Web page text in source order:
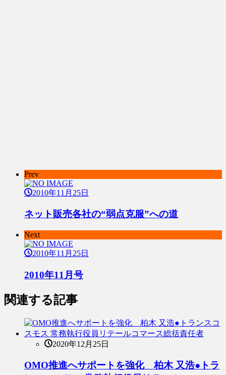
Prev
2010年11月25日
ネット販売各社の“弱点克服”への道
Next
2010年11月25日
2010年11月号
関連する記事
2020年12月25日
OMO推進へサポートを強化 柏木 又浩●トラ